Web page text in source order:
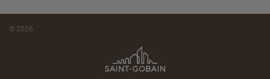
© 2026